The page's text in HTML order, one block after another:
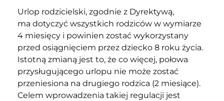
Urlop rodzicielski, zgodnie z Dyrektywą,
ma dotyczyć wszystkich rodziców w wymiarze
4 miesięcy i powinien zostać wykorzystany
przed osiągnięciem przez dziecko 8 roku życia.
Istotną zmianą jest to, że co więcej, połowa
przysługującego urlopu nie może zostać
przeniesiona na drugiego rodzica (2 miesiące).
Celem wprowadzenia takiej regulacji jest